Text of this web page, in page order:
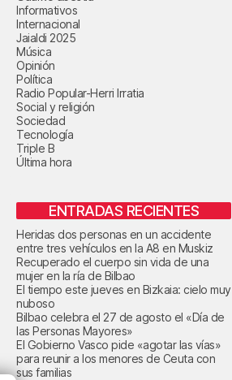
Informativos
Internacional
Jaialdi 2025
Música
Opinión
Política
Radio Popular-Herri Irratia
Social y religión
Sociedad
Tecnología
Triple B
Última hora
ENTRADAS RECIENTES
Heridas dos personas en un accidente
entre tres vehículos en la A8 en Muskiz
Recuperado el cuerpo sin vida de una
mujer en la ría de Bilbao
El tiempo este jueves en Bizkaia: cielo muy
nuboso
Bilbao celebra el 27 de agosto el «Día de
las Personas Mayores»
El Gobierno Vasco pide «agotar las vías»
para reunir a los menores de Ceuta con
sus familias